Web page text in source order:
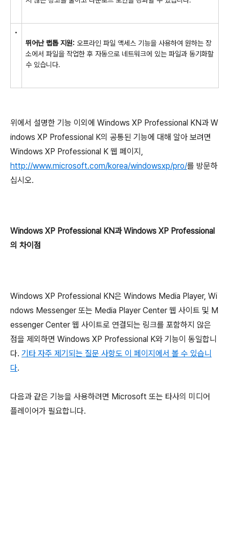
•
뛰어난 랩톱 지원: 오프라인 파일 액세스 기능을 사용하여 원하는 장
소에서 파일을 작업한 후 자동으로 네트워크에 있는 파일과 동기화할
수 있습니다.
위에서 설명한 기능 이외에 Windows XP Professional KN과 W
indows XP Professional K의 공통된 기능에 대해 알아 보려면
Windows XP Professional K 웹 페이지,
http://www.microsoft.com/korea/windowsxp/pro/를 방문하
십시오.
Windows XP Professional KN과 Windows XP Professional
의 차이점
Windows XP Professional KN은 Windows Media Player, Wi
ndows Messenger 또는 Media Player Center 웹 사이트 및 M
essenger Center 웹 사이트로 연결되는 링크를 포함하지 않은
점을 제외하면 Windows XP Professional K와 기능이 동일합니
다. 기타 자주 제기되는 질문 사항도 이 페이지에서 볼 수 있습니
다.
다음과 같은 기능을 사용하려면 Microsoft 또는 타사의 미디어
플레이어가 필요합니다.